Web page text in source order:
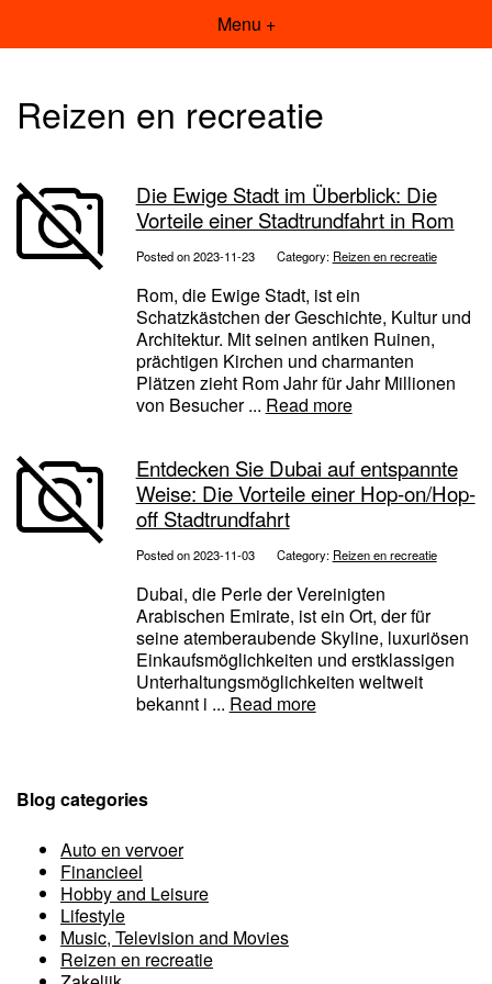
Menu +
Reizen en recreatie
Die Ewige Stadt im Überblick: Die
Vorteile einer Stadtrundfahrt in Rom
Posted on 2023-11-23 Category: Reizen en recreatie
Rom, die Ewige Stadt, ist ein
Schatzkästchen der Geschichte, Kultur und
Architektur. Mit seinen antiken Ruinen,
prächtigen Kirchen und charmanten
Plätzen zieht Rom Jahr für Jahr Millionen
von Besucher ... Read more
Entdecken Sie Dubai auf entspannte
Weise: Die Vorteile einer Hop-on/Hop-
off Stadtrundfahrt
Posted on 2023-11-03 Category: Reizen en recreatie
Dubai, die Perle der Vereinigten
Arabischen Emirate, ist ein Ort, der für
seine atemberaubende Skyline, luxuriösen
Einkaufsmöglichkeiten und erstklassigen
Unterhaltungsmöglichkeiten weltweit
bekannt i ... Read more
Blog categories
Auto en vervoer
Financieel
Hobby and Leisure
Lifestyle
Music, Television and Movies
Reizen en recreatie